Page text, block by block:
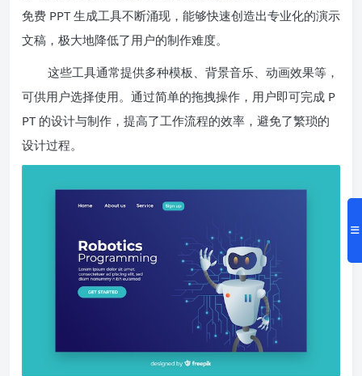
免费 PPT 生成工具不断涌现，能够快速创造出专业化的演示
文稿，极大地降低了用户的制作难度。
这些工具通常提供多种模板、背景音乐、动画效果等，
可供用户选择使用。通过简单的拖拽操作，用户即可完成 P
PT 的设计与制作，提高了工作流程的效率，避免了繁琐的
设计过程。